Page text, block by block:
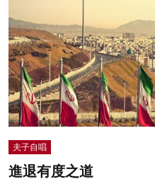
夫子自唱
進退有度之道